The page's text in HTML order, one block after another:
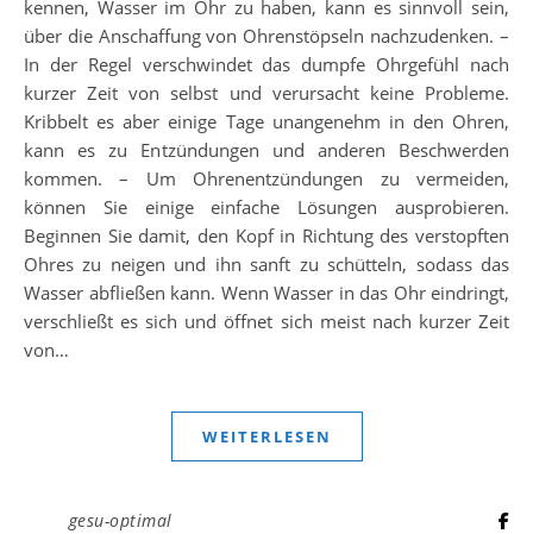
kennen, Wasser im Ohr zu haben, kann es sinnvoll sein,
über die Anschaffung von Ohrenstöpseln nachzudenken. –
In der Regel verschwindet das dumpfe Ohrgefühl nach
kurzer Zeit von selbst und verursacht keine Probleme.
Kribbelt es aber einige Tage unangenehm in den Ohren,
kann es zu Entzündungen und anderen Beschwerden
kommen. – Um Ohrenentzündungen zu vermeiden,
können Sie einige einfache Lösungen ausprobieren.
Beginnen Sie damit, den Kopf in Richtung des verstopften
Ohres zu neigen und ihn sanft zu schütteln, sodass das
Wasser abfließen kann. Wenn Wasser in das Ohr eindringt,
verschließt es sich und öffnet sich meist nach kurzer Zeit
von…
WEITERLESEN
gesu-optimal